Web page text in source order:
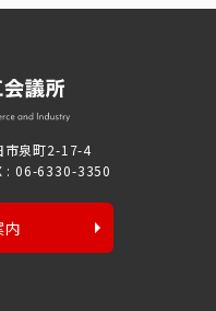
市泉町2-17-4
: 06-6330-3350